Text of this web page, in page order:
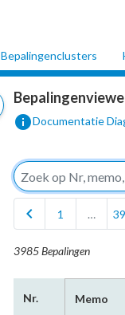
Bepalingenclusters
infoDocumentatie
chevron_left
1 …
3985 Bepalingen
Nr. Memo